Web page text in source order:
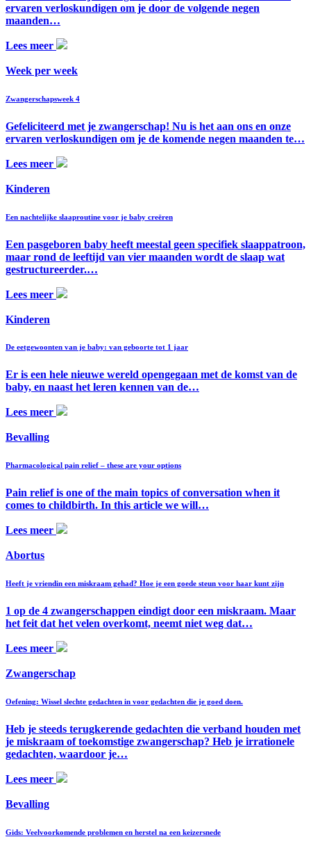
ervaren verloskundigen om je door de volgende negen
maanden…
Lees meer
Week per week
Zwangerschapsweek 4
Gefeliciteerd met je zwangerschap! Nu is het aan ons en onze
ervaren verloskundigen om je de komende negen maanden te…
Lees meer
Kinderen
Een nachtelijke slaaproutine voor je baby creëren
Een pasgeboren baby heeft meestal geen specifiek slaappatroon,
maar rond de leeftijd van vier maanden wordt de slaap wat
gestructureerder.…
Lees meer
Kinderen
De eetgewoonten van je baby: van geboorte tot 1 jaar
Er is een hele nieuwe wereld opengegaan met de komst van de
baby, en naast het leren kennen van de…
Lees meer
Bevalling
Pharmacological pain relief – these are your options
Pain relief is one of the main topics of conversation when it
comes to childbirth. In this article we will…
Lees meer
Abortus
Heeft je vriendin een miskraam gehad? Hoe je een goede steun voor haar kunt zijn
1 op de 4 zwangerschappen eindigt door een miskraam. Maar
het feit dat het velen overkomt, neemt niet weg dat…
Lees meer
Zwangerschap
Oefening: Wissel slechte gedachten in voor gedachten die je goed doen.
Heb je steeds terugkerende gedachten die verband houden met
je miskraam of toekomstige zwangerschap? Heb je irrationele
gedachten, waardoor je…
Lees meer
Bevalling
Gids: Veelvoorkomende problemen en herstel na een keizersnede